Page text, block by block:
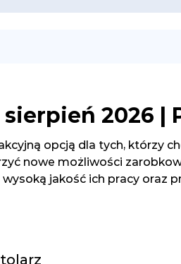
2026 |
opcją dla tych, którzy
nowe możliwości
jakość ich pracy oraz